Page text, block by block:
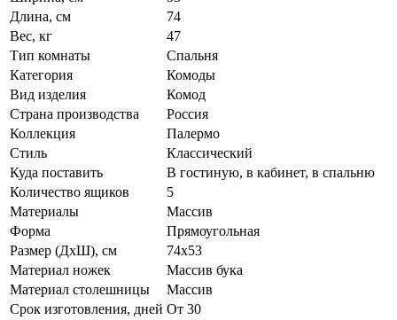
Длина, см
74
Вес, кг
47
Тип комнаты
Спальня
Категория
Комоды
Вид изделия
Комод
Страна производства
Россия
Коллекция
Палермо
Стиль
Классический
Куда поставить
В гостиную, в кабинет, в спальню
Количество ящиков
5
Материалы
Массив
Форма
Прямоугольная
Размер (ДхШ), см
74х53
Материал ножек
Массив бука
Материал столешницы
Массив
Срок изготовления, дней От 30